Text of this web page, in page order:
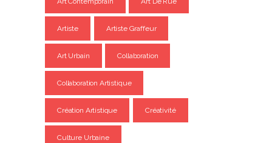
Artiste Artiste Graffeur
Art Urbain Collaboration
Collaboration Artistique
Création Artistique Créativité
Culture Urbaine